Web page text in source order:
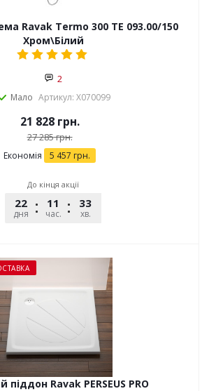
Ravak Termo 300 TE 093.00/150
Хром\Білий
2
Мало Артикул: X070099
21 828грн.
27 285грн.
Економія 5 457 грн.
До кінця акції
22
дня
11
час.
33
хв.
Ravak PERSEUS PRO